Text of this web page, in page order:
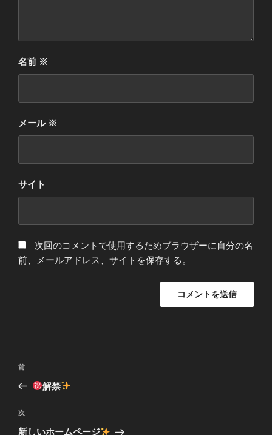
名前 ※
メール ※
サイト
次回のコメントで使用するためブラウザーに自分の名
前、メールアドレス、サイトを保存する。
投
ナ
ビ
ゲ
前
の
稿
前
解禁
次
の
次
新しいホームページ